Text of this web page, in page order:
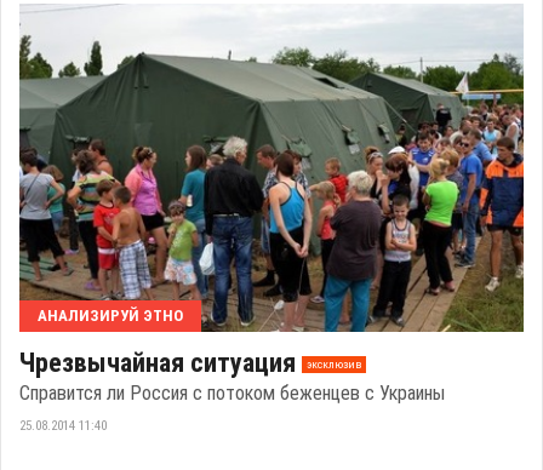
АНАЛИЗИРУЙ ЭТНО
Чрезвычайная ситуация эксклюзив
Справится ли Россия с потоком беженцев с Украины
25.08.2014 11:40